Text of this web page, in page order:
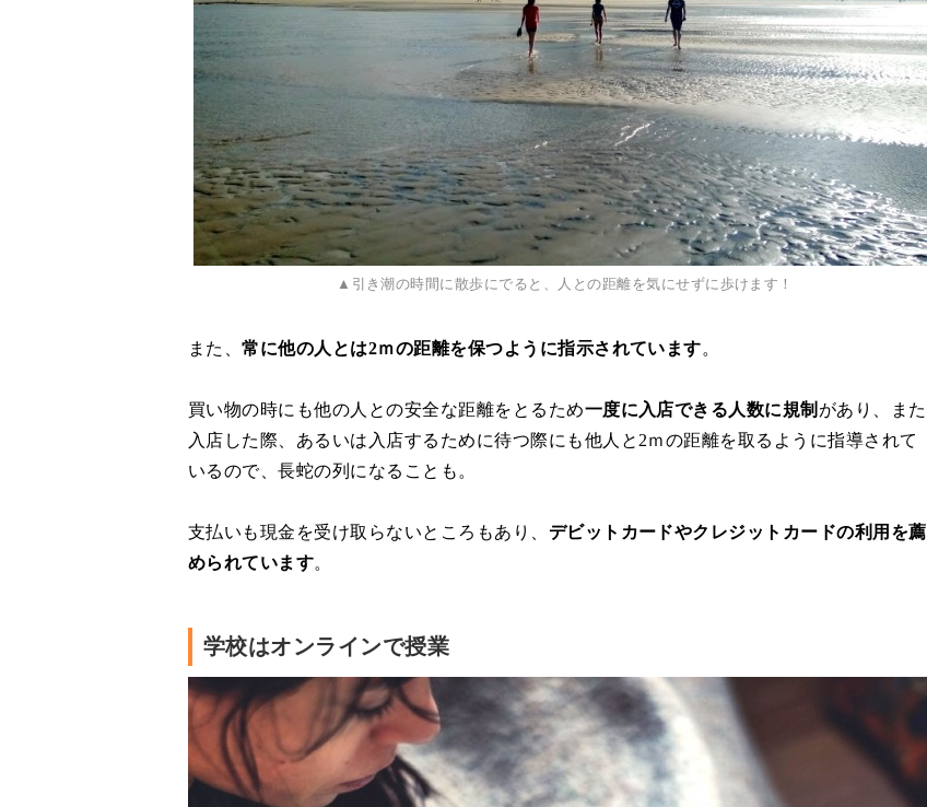
▲引き潮の時間に散歩にでると、人との距離を気にせずに歩けます！
また、常に他の人とは2ｍの距離を保つように指示されています。
買い物の時にも他の人との安全な距離をとるため一度に入店できる人数に規制 があり、また
入店した際、あるいは入店するために待つ際にも他人と2ｍの距離を取るように指導されて
いるので、長蛇の列になることも。
支払いも現金を受け取らないところもあり、 デビットカードやクレジットカードの利用を薦
められています。
学校はオンラインで授業